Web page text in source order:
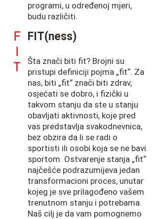
programi, u određenoj mjeri,
budu različiti.
F
I
T
FIT(ness)
Šta znači biti fit? Brojni su
pristupi definiciji pojma „fit“. Za
nas, biti „fit“ znači biti zdrav,
osjećati se dobro, i fizički u
takvom stanju da ste u stanju
obavljati aktivnosti, koje pred
vas predstavlja svakodnevnica,
bez obzira da li se radi o
sportisti ili osobi koja se ne bavi
sportom. Ostvarenje stanja „fit“
najčešće podrazumijeva jedan
transformacioni proces, unutar
kojeg je sve prilagođeno vašem
trenutnom stanju i potrebama.
Naš cilj je da vam pomognemo